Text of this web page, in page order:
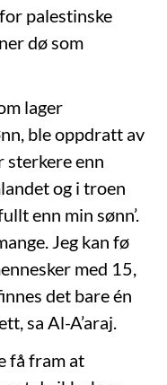
palestinske
dø som
lager
ble oppdratt av
sterkere enn
og i troen
enn min sønn’.
Jeg kan fø
med 15,
det bare én
sa Al-A’araj.
få fram at